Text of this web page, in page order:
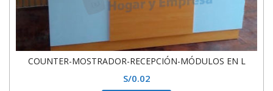
COUNTER-MOSTRADOR-RECEPCIÓN-MÓDULOS EN L
S/0.02